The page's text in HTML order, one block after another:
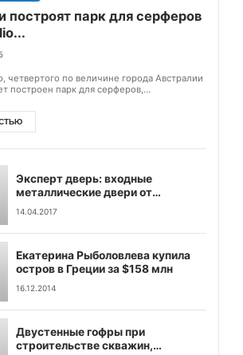
построят парк для серферов
четвертого по величине города Австралии
построен парк для серферов,
Эксперт дверь: входные
металлические двери от
производителя
14.04.2017
Екатерина Рыболовлева купила
остров в Греции за $158 млн
16.12.2014
Двустенные гофры при
строительстве скважин,